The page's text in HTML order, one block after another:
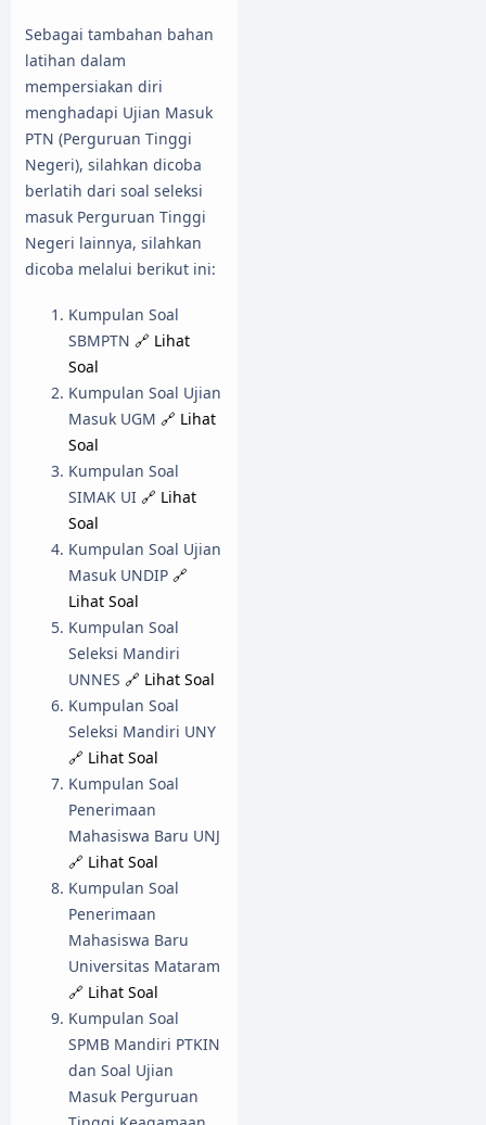
Sebagai tambahan bahan
latihan dalam
mempersiakan diri
menghadapi Ujian Masuk
PTN (Perguruan Tinggi
Negeri), silahkan dicoba
berlatih dari soal seleksi
masuk Perguruan Tinggi
Negeri lainnya, silahkan
dicoba melalui berikut ini:
Kumpulan Soal
SBMPTN 🔗 Lihat
Soal
Kumpulan Soal Ujian
Masuk UGM 🔗 Lihat
Soal
Kumpulan Soal
SIMAK UI 🔗 Lihat
Soal
Kumpulan Soal Ujian
Masuk UNDIP 🔗
Lihat Soal
Kumpulan Soal
Seleksi Mandiri
UNNES 🔗 Lihat Soal
Kumpulan Soal
Seleksi Mandiri UNY
🔗 Lihat Soal
Kumpulan Soal
Penerimaan
Mahasiswa Baru UNJ
🔗 Lihat Soal
Kumpulan Soal
Penerimaan
Mahasiswa Baru
Universitas Mataram
🔗 Lihat Soal
Kumpulan Soal
SPMB Mandiri PTKIN
dan Soal Ujian
Masuk Perguruan